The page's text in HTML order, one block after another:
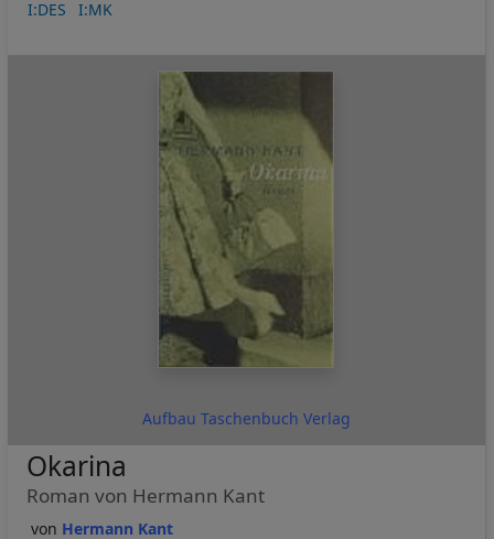
I:DES
I:MK
Aufbau Taschenbuch Verlag
Hermann Kant
Okarina
Roman von Hermann Kant